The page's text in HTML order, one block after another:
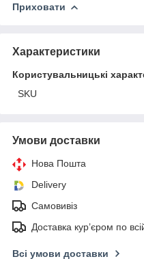
Приховати
Характеристики
Користувальницькі
SKU
Умови доставки
Нова Пошта
Delivery
Самовивіз
Доставка кур’єром по
Всі умови доставки